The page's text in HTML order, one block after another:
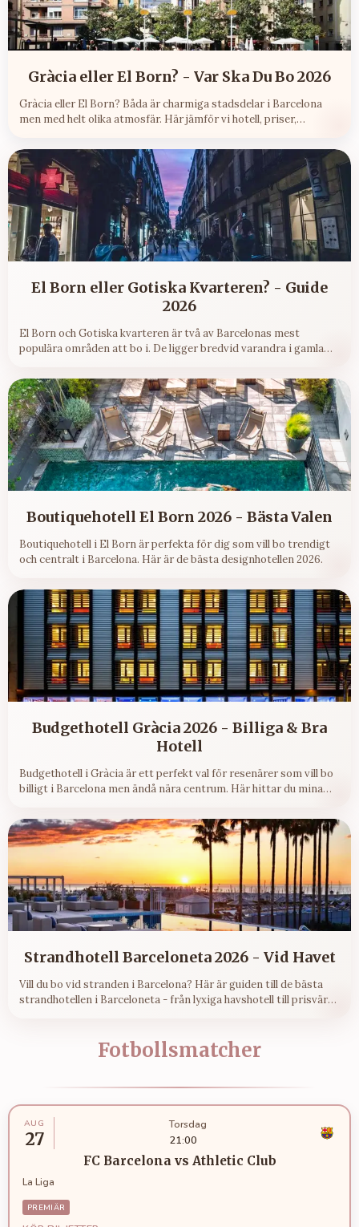
Gràcia eller El Born? - Var Ska Du Bo 2026
Gràcia eller El Born? Båda är charmiga stadsdelar i Barcelona
men med helt olika atmosfär. Här jämför vi hotell, priser,
El Born eller Gotiska Kvarteren? - Guide
2026
El Born och Gotiska kvarteren är två av Barcelonas mest
populära områden att bo i. De ligger bredvid varandra i gamla
många tror.
Boutiquehotell El Born 2026 - Bästa Valen
Boutiquehotell i El Born är perfekta för dig som vill bo trendigt
och centralt i Barcelona. Här är de bästa designhotellen 2026.
Budgethotell Gràcia 2026 - Billiga & Bra
Hotell
Budgethotell i Gràcia är ett perfekt val för resenärer som vill bo
billigt i Barcelona men ändå nära centrum. Här hittar du mina
Strandhotell Barceloneta 2026 - Vid Havet
Vill du bo vid stranden i Barcelona? Här är guiden till de bästa
strandhotellen i Barceloneta - från lyxiga havshotell till prisvärda
Fotbollsmatcher
AUG
27
Torsdag
21:00
FC Barcelonavs Athletic Club
La Liga
PREMIÄR